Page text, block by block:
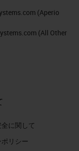
(Aperio
(All Other
に関して
リシー